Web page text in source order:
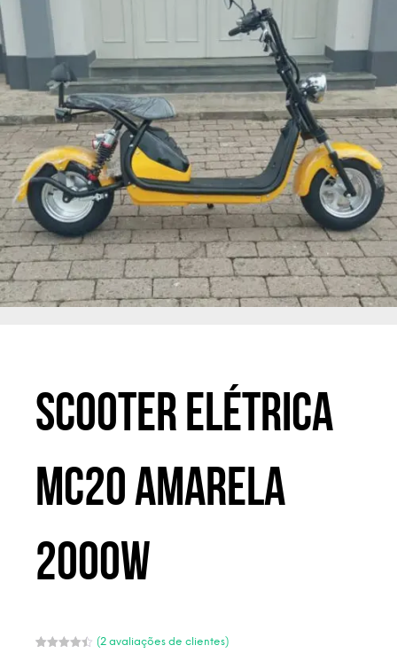
Scooter Elétrica
MC20 Amarela
2000w
(2avaliações de clientes)